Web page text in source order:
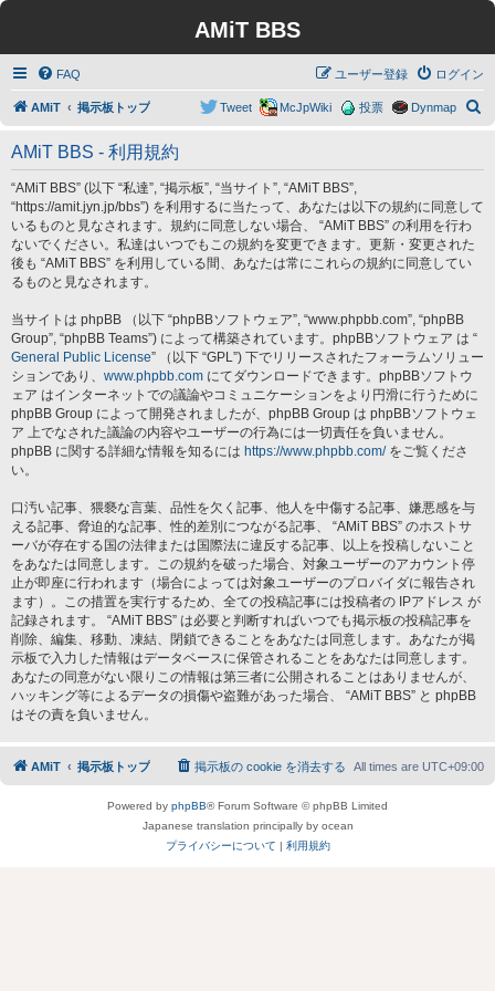
AMiT BBS
FAQ ログイン
ユーザー登録
AMiT 掲示板トップ Dynmap
投票
McJpWiki
Tweet
AMiT BBS - 利用規約
“AMiT BBS” (以下 “私達”, “掲示板”, “当サイト”, “AMiT BBS”,
“https://amit.jyn.jp/bbs”) を利用するに当たって、あなたは以下の規約に同意して
いるものと見なされます。規約に同意しない場合、 “AMiT BBS” の利用を行わ
ないでください。私達はいつでもこの規約を変更できます。更新・変更された
後も “AMiT BBS” を利用している間、あなたは常にこれらの規約に同意してい
るものと見なされます。
当サイトは phpBB （以下 “phpBBソフトウェア”, “www.phpbb.com”, “phpBB
Group”, “phpBB Teams”) によって構築されています。phpBBソフトウェア は “
General Public License” （以下 “GPL”) 下でリリースされたフォーラムソリュー
ションであり、 www.phpbb.com にてダウンロードできます。phpBBソフトウ
ェア はインターネットでの議論やコミュニケーションをより円滑に行うために
phpBB Group によって開発されましたが、phpBB Group は phpBBソフトウェ
ア 上でなされた議論の内容やユーザーの行為には一切責任を負いません。
phpBB に関する詳細な情報を知るには https://www.phpbb.com/をご覧くださ
い。
口汚い記事、猥褻な言葉、品性を欠く記事、他人を中傷する記事、嫌悪感を与
える記事、脅迫的な記事、性的差別につながる記事、 “AMiT BBS” のホストサ
ーバが存在する国の法律または国際法に違反する記事、以上を投稿しないこと
をあなたは同意します。この規約を破った場合、対象ユーザーのアカウント停
止が即座に行われます（場合によっては対象ユーザーのプロバイダに報告され
ます）。この措置を実行するため、全ての投稿記事には投稿者の IPアドレス が
記録されます。 “AMiT BBS” は必要と判断すればいつでも掲示板の投稿記事を
削除、編集、移動、凍結、閉鎖できることをあなたは同意します。あなたが掲
示板で入力した情報はデータベースに保管されることをあなたは同意します。
あなたの同意がない限りこの情報は第三者に公開されることはありませんが、
ハッキング等によるデータの損傷や盗難があった場合、 “AMiT BBS” と phpBB
はその責を負いません。
AMiT 掲示板トップ All times are UTC+09:00
掲示板の cookie を消去する
Powered by phpBB® Forum Software © phpBB Limited
Japanese translation principally by ocean
プライバシーについて | 利用規約